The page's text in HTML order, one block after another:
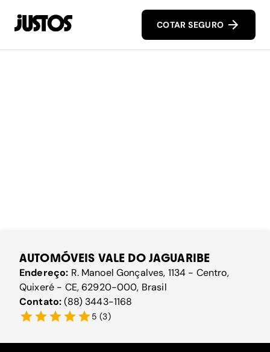
COTAR SEGURO
AUTOMÓVEIS VALE DO JAGUARIBE
Endereço: R. Manoel Gonçalves, 1134 - Centro,
Quixeré - CE, 62920-000, Brasil
Contato:(88) 3443-1168
5 (3)